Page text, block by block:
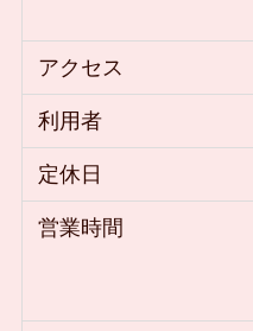
アクセス
利用者
定休日
営業時間